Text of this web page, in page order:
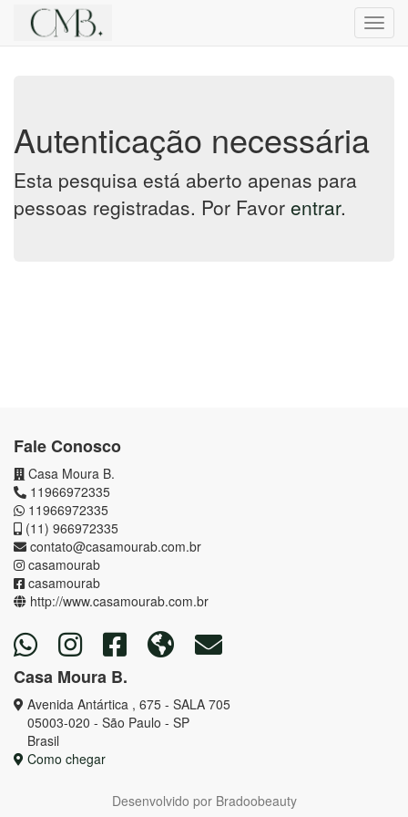
Autenticação necessária
Esta pesquisa está aberto apenas para
pessoas registradas. Por Favor entrar.
Fale Conosco
Casa Moura B.
11966972335
11966972335
(11) 966972335
contato@casamourab.com.br
casamourab
casamourab
http://www.casamourab.com.br
Casa Moura B.
Avenida Antártica , 675 - SALA 705
05003-020 - São Paulo - SP
Brasil
Como chegar
Desenvolvido por Bradoobeauty